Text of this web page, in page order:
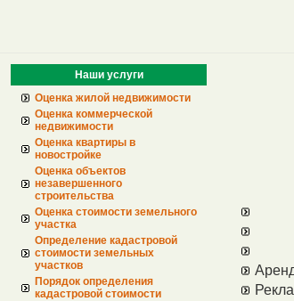
Наши услуги
Оценка жилой недвижимости
Оценка коммерческой
недвижимости
Оценка квартиры в
новостройке
Оценка объектов
незавершенного
строительства
Оценка стоимости земельного
участка
Определение кадастровой
стоимости земельных
участков
Порядок определения
кадастровой стоимости